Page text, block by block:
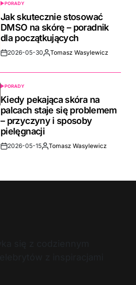
POSTED
IN
PORADY
Jak skutecznie stosować
DMSO na skórę – poradnik
dla początkujących
Post2026-05-30By:Tomasz Wasylewicz
POSTED
IN
PORADY
Kiedy pekająca skóra na
palcach staje się problemem
– przyczyny i sposoby
pielęgnacji
Post2026-05-15By:Tomasz Wasylewicz